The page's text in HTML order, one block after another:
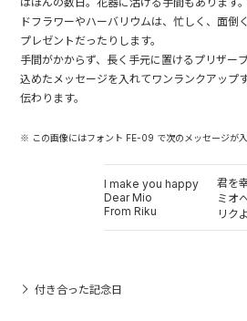
ドフラワーやハーバリウムは、忙しく、面倒
プレゼントだったりします。
手間がかからず、長く手元に置けるプリザー
込めたメッセージを入れてワンランクアップ
伝わります。
※ この画像にはフォント FE-09 で次のメッセージが入
I make you happy
Dear Mio
From Riku
君を
ミオ
リク
付き合った記念日